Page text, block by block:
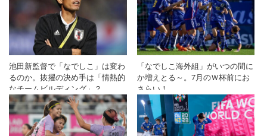
池田新監督で「なでしこ」は変わ
るのか。抜擢の決め手は「情熱的
なチームビルディング」？
「なでしこ海外組」がいつの間に
か増えとる～。7月のＷ杯前にお
さらい！